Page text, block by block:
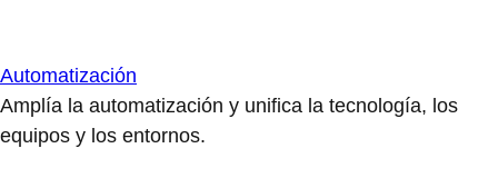
Automatización
Amplía la automatización y unifica la tecnología, los
equipos y los entornos.